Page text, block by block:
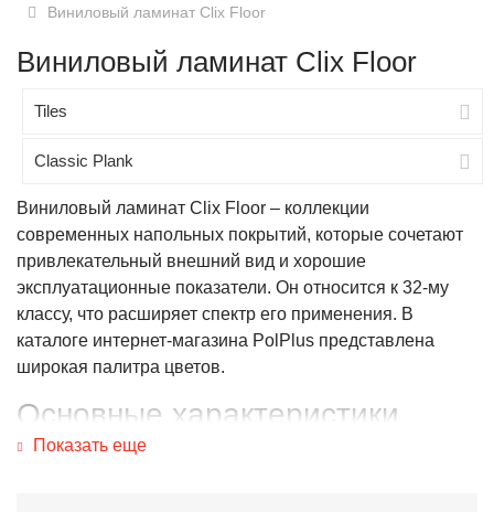
Виниловый ламинат Clix Floor
Виниловый ламинат Clix Floor
Tiles
Classic Plank
Виниловый ламинат Clix Floor – коллекции
современных напольных покрытий, которые сочетают
привлекательный внешний вид и хорошие
эксплуатационные показатели. Он относится к 32-му
классу, что расширяет спектр его применения. В
каталоге интернет-магазина PolPlus представлена
широкая палитра цветов.
Основные характеристики
Ламинат Clix Floor изготавливается на основе LVT
Показать еще